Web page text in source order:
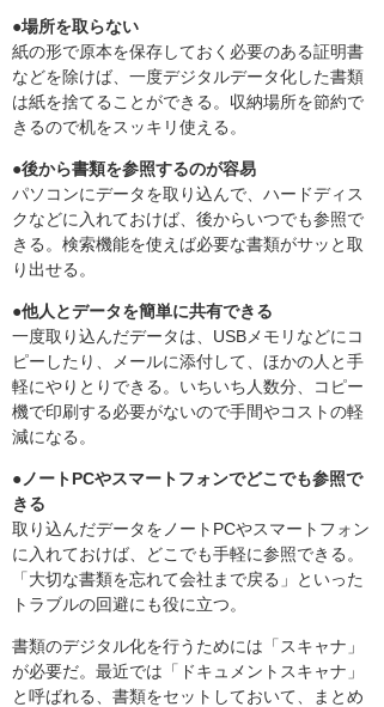
●場所を取らない
紙の形で原本を保存しておく必要のある証明書
などを除けば、一度デジタルデータ化した書類
は紙を捨てることができる。収納場所を節約で
きるので机をスッキリ使える。
●後から書類を参照するのが容易
パソコンにデータを取り込んで、ハードディス
クなどに入れておけば、後からいつでも参照で
きる。検索機能を使えば必要な書類がサッと取
り出せる。
●他人とデータを簡単に共有できる
一度取り込んだデータは、USBメモリなどにコ
ピーしたり、メールに添付して、ほかの人と手
軽にやりとりできる。いちいち人数分、コピー
機で印刷する必要がないので手間やコストの軽
減になる。
●ノートPCやスマートフォンでどこでも参照で
きる
取り込んだデータをノートPCやスマートフォン
に入れておけば、どこでも手軽に参照できる。
「大切な書類を忘れて会社まで戻る」といった
トラブルの回避にも役に立つ。
書類のデジタル化を行うためには「スキャナ」
が必要だ。最近では「ドキュメントスキャナ」
と呼ばれる、書類をセットしておいて、まとめ